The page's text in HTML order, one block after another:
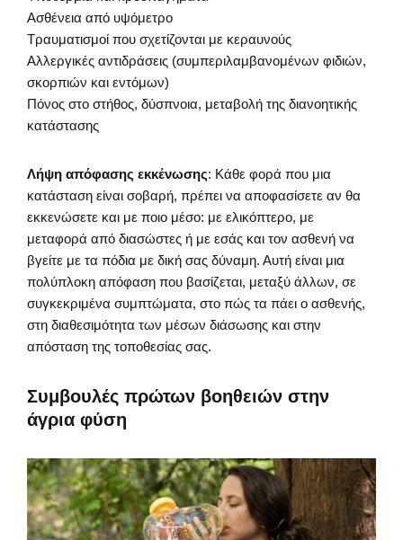
Ασθένεια από υψόμετρο
Τραυματισμοί που σχετίζονται με κεραυνούς
Αλλεργικές αντιδράσεις (συμπεριλαμβανομένων φιδιών,
σκορπιών και εντόμων)
Πόνος στο στήθος, δύσπνοια, μεταβολή της διανοητικής
κατάστασης
Λήψη απόφασης εκκένωσης: Κάθε φορά που μια
κατάσταση είναι σοβαρή, πρέπει να αποφασίσετε αν θα
εκκενώσετε και με ποιο μέσο: με ελικόπτερο, με
μεταφορά από διασώστες ή με εσάς και τον ασθενή να
βγείτε με τα πόδια με δική σας δύναμη. Αυτή είναι μια
πολύπλοκη απόφαση που βασίζεται, μεταξύ άλλων, σε
συγκεκριμένα συμπτώματα, στο πώς τα πάει ο ασθενής,
στη διαθεσιμότητα των μέσων διάσωσης και στην
απόσταση της τοποθεσίας σας.
Συμβουλές πρώτων βοηθειών στην
άγρια φύση